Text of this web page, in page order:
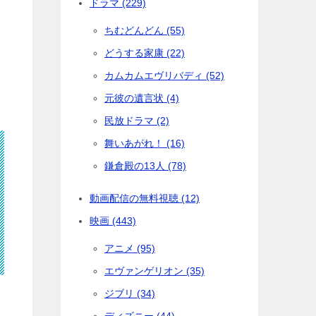
ドラマ (229)
ちむどんどん (55)
どうする家康 (22)
カムカムエヴリバディ (52)
元彼の遺言状 (4)
民放ドラマ (2)
舞いあがれ！ (16)
鎌倉殿の13人 (78)
動画配信の無料視聴 (12)
映画 (443)
アニメ (95)
エヴァンゲリオン (35)
ジブリ (34)